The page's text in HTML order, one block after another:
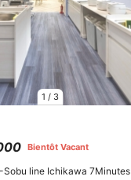
1 / 3
Bientôt Vacant
Sobu line Ichikawa 7Minutes